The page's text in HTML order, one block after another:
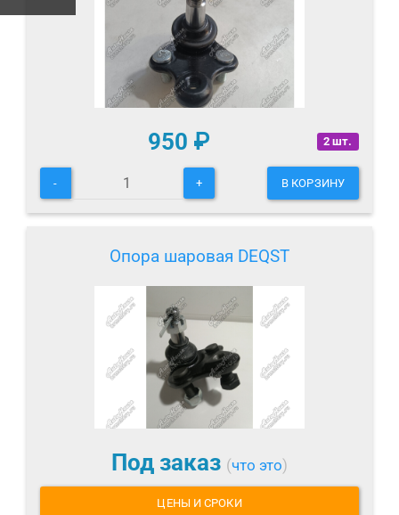
2 шт.
950 ₽
- + В КОРЗИНУ
Опора шаровая DEQST
Под заказ (что это)
ЦЕНЫ И СРОКИ